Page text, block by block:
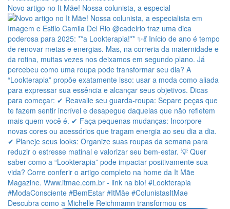
Novo artigo no It Mãe! Nossa colunista, a especial
Descubra como a Michelle Reichmamn transformou os